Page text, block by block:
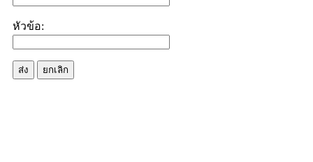
หัวข้อ:
ส่ง ยกเลิก